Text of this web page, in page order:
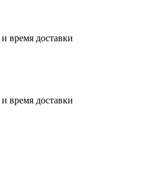
время доставки
время доставки